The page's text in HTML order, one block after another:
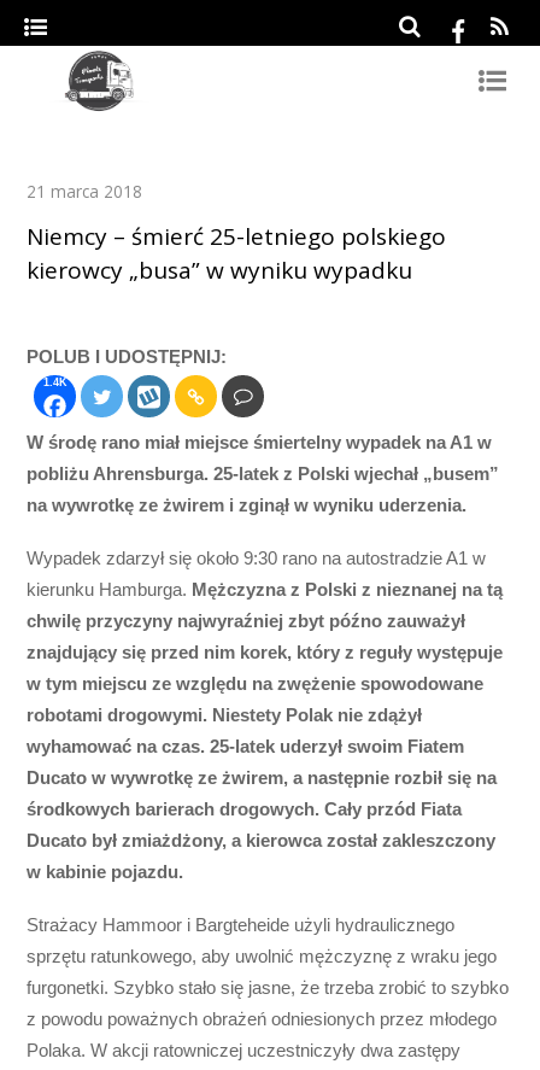
21 marca 2018
Niemcy – śmierć 25-letniego polskiego
kierowcy „busa” w wyniku wypadku
POLUB I UDOSTĘPNIJ:
1.4K
W środę rano miał miejsce śmiertelny wypadek na A1 w
pobliżu Ahrensburga. 25-latek z Polski wjechał „busem”
na wywrotkę ze żwirem i zginął w wyniku uderzenia.
Wypadek zdarzył się około 9:30 rano na autostradzie A1 w
kierunku Hamburga. Mężczyzna z Polski z nieznanej na tą
chwilę przyczyny najwyraźniej zbyt późno zauważył
znajdujący się przed nim korek, który z reguły występuje
w tym miejscu ze względu na zwężenie spowodowane
robotami drogowymi. Niestety Polak nie zdążył
wyhamować na czas. 25-latek uderzył swoim Fiatem
Ducato w wywrotkę ze żwirem, a następnie rozbił się na
środkowych barierach drogowych. Cały przód Fiata
Ducato był zmiażdżony, a kierowca został zakleszczony
w kabinie pojazdu.
Strażacy Hammoor i Bargteheide użyli hydraulicznego
sprzętu ratunkowego, aby uwolnić mężczyznę z wraku jego
furgonetki. Szybko stało się jasne, że trzeba zrobić to szybko
z powodu poważnych obrażeń odniesionych przez młodego
Polaka. W akcji ratowniczej uczestniczyły dwa zastępy